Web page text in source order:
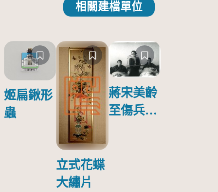
相關建檔單位
姬扁鍬形
蟲
立式花蝶
大繡片
蔣宋美齡
至傷兵醫
傷日本戰